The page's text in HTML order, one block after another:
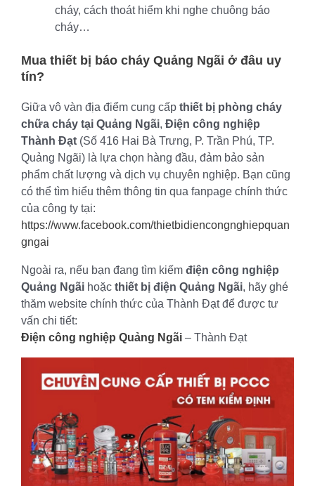
cháy, cách thoát hiểm khi nghe chuông báo
cháy…
Mua thiết bị báo cháy Quảng Ngãi ở đâu uy
tín?
Giữa vô vàn địa điểm cung cấp thiết bị phòng cháy
chữa cháy tại Quảng Ngãi, Điện công nghiệp
Thành Đạt (Số 416 Hai Bà Trưng, P. Trần Phú, TP.
Quảng Ngãi) là lựa chọn hàng đầu, đảm bảo sản
phẩm chất lượng và dịch vụ chuyên nghiệp. Bạn cũng
có thể tìm hiểu thêm thông tin qua fanpage chính thức
của công ty tại:
https://www.facebook.com/thietbidiencongnghiepquan
gngai
Ngoài ra, nếu bạn đang tìm kiếm điện công nghiệp
Quảng Ngãi hoặc thiết bị điện Quảng Ngãi, hãy ghé
thăm website chính thức của Thành Đạt để được tư
vấn chi tiết:
Điện công nghiệp Quảng Ngãi – Thành Đạt